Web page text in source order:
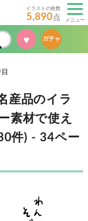
イラストの枚数
5,890点 メニュー
♥ ガチャ
産品のイラ
素材で使え
件) - 34ペー